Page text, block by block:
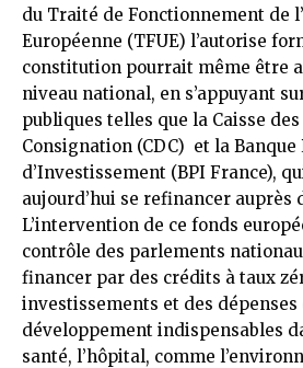
du Traité de Fonctionnement de
Européenne (TFUE) l’autorise
constitution pourrait même être
niveau national, en s’appuyant
publiques telles que la Caisse
Consignation (CDC) et la Banque
d’Investissement (BPI France),
aujourd’hui se refinancer auprès
L’intervention de ce fonds
contrôle des parlements
financer par des crédits à taux
investissements et des dépenses
développement indispensables
santé, l’hôpital, comme